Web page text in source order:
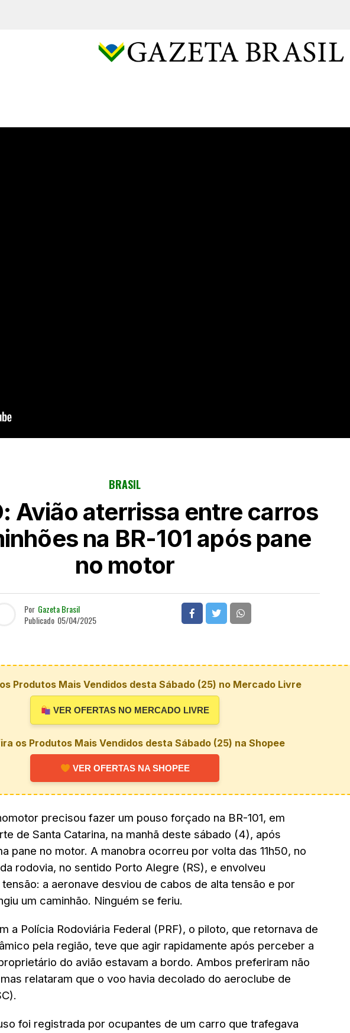
BRASIL
Avião aterrissa entre carros
na BR-101 após pane
no motor
Por Gazeta Brasil
Publicado 05/04/2025
Produtos Mais Vendidos desta Sábado (25) no Mercado Livre
VER OFERTAS NO MERCADO LIVRE
os Produtos Mais Vendidos desta Sábado (25) na Shopee
VER OFERTAS NA SHOPEE
precisou fazer um pouso forçado na BR-101, em
de Santa Catarina, na manhã deste sábado (4), após
pane no motor. A manobra ocorreu por volta das 11h50, no
rodovia, no sentido Porto Alegre (RS), e envolveu
a aeronave desviou de cabos de alta tensão e por
um caminhão. Ninguém se feriu.
a Polícia Rodoviária Federal (PRF), o piloto, que retornava de
pela região, teve que agir rapidamente após perceber a
do avião estavam a bordo. Ambos preferiram não
relataram que o voo havia decolado do aeroclube de
foi registrada por ocupantes de um carro que trafegava